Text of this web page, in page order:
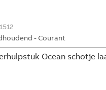
- Courant
Ocean schotje